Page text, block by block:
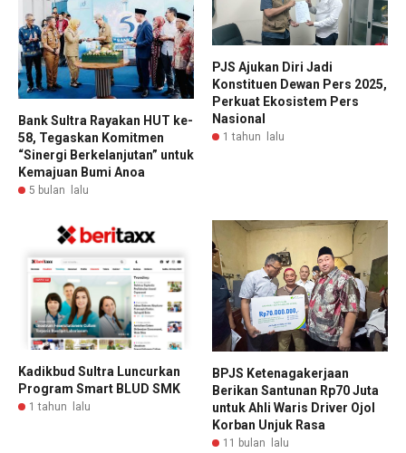
Bank Sultra Rayakan HUT ke-
58, Tegaskan Komitmen
“Sinergi Berkelanjutan” untuk
Kemajuan Bumi Anoa
5 bulan lalu
PJS Ajukan Diri Jadi
Konstituen Dewan Pers 2025,
Perkuat Ekosistem Pers
Nasional
1 tahun lalu
Kadikbud Sultra Luncurkan
Program Smart BLUD SMK
1 tahun lalu
BPJS Ketenagakerjaan
Berikan Santunan Rp70 Juta
untuk Ahli Waris Driver Ojol
Korban Unjuk Rasa
11 bulan lalu